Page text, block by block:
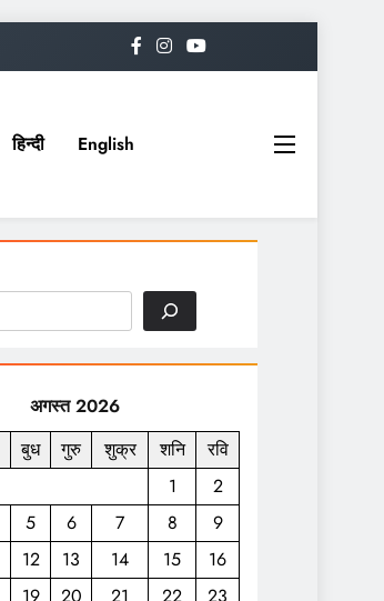
हिन्दी English
अगस्त 2026
बुध गुरु शुक्र शनि
रवि
1
2
5 6 7 8
9
12 13 14 15
16
19 20 21 22
23